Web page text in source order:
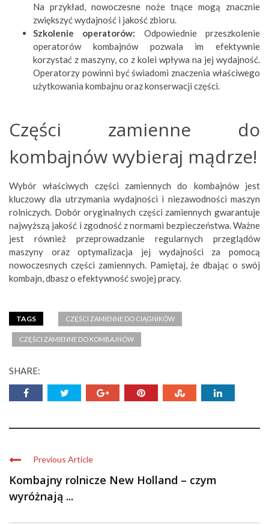
Na przykład, nowoczesne noże tnące mogą znacznie
zwiększyć wydajność i jakość zbioru.
Szkolenie operatorów: Odpowiednie przeszkolenie
operatorów kombajnów pozwala im efektywnie
korzystać z maszyny, co z kolei wpływa na jej wydajność.
Operatorzy powinni być świadomi znaczenia właściwego
użytkowania kombajnu oraz konserwacji części.
Części zamienne do
kombajnów wybieraj mądrze!
Wybór właściwych części zamiennych do kombajnów jest
kluczowy dla utrzymania wydajności i niezawodności maszyn
rolniczych. Dobór oryginalnych części zamiennych gwarantuje
najwyższą jakość i zgodność z normami bezpieczeństwa. Ważne
jest również przeprowadzanie regularnych przeglądów
maszyny oraz optymalizacja jej wydajności za pomocą
nowoczesnych części zamiennych. Pamiętaj, że dbając o swój
kombajn, dbasz o efektywność swojej pracy.
TAGS CZĘŚCI ZAMIENNE DO CIĄGNIKÓW
CZĘŚCI ZAMIENNE DO KOMBAJNÓW
SHARE:
Previous Article
Kombajny rolnicze New Holland – czym
wyróżnają ...